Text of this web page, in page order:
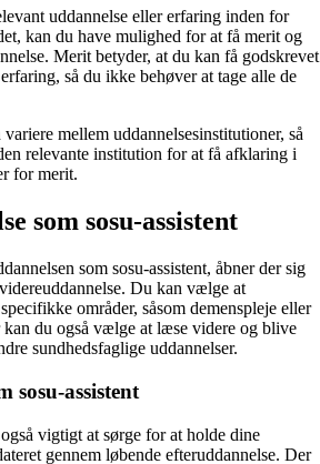
uddannelse eller erfaring inden for
kan du have mulighed for at få merit og
Merit betyder, at du kan få godskrevet
så du ikke behøver at tage alle de
mellem uddannelsesinstitutioner, så
relevante institution for at få afklaring i
for merit.
som sosu-assistent
som sosu-assistent, åbner der sig
Du kan vælge at
områder, såsom demenspleje eller
du også vælge at læse videre og blive
sundhedsfaglige uddannelser.
sosu-assistent
vigtigt at sørge for at holde dine
gennem løbende efteruddannelse. Der